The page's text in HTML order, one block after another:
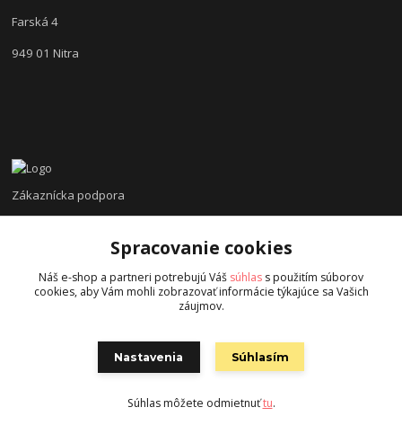
Farská 4
949 01 Nitra
Zákaznícka podpora
(Pondelok - Nedeľa 08.00 - 22.00)
info@hokejexpert.sk
Spracovanie cookies
Náš e-shop a partneri potrebujú Váš súhlas s použitím súborov
cookies, aby Vám mohli zobrazovať informácie týkajúce sa Vašich
záujmov.
Nastavenia Súhlasím
Súhlas môžete odmietnuťtu.